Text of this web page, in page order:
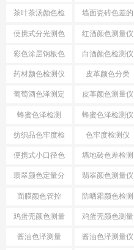
差检测仪 差公式
茶叶茶汤颜色检
测仪
墙面瓷砖色差的
检测仪
便携式分光测色
仪
红酒颜色测量仪
彩色涂层钢板色
差检测仪
白酒颜色检测仪
药材颜色检测仪 皮革颜色分类
葡萄酒色泽测定 皮革颜色测量仪
蜂蜜色泽检测 蜂蜜色泽检测仪
纺织品色牢度检
测
色牢度检测仪
便携式小口径色
差仪
墙地砖色差检测
仪
翡翠颜色定量分
析
翡翠颜色测量仪
面膜颜色管控 防晒霜颜色检测
仪
鸡蛋壳颜色测量 鸡蛋壳颜色测量
仪
酱油色泽测量 酱油色泽测量仪